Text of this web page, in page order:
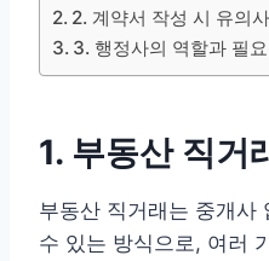
2. 계약서 작성 시 유의
3. 행정사의 역할과 필
1. 부동산 직거
부동산 직거래는 중개사
수 있는 방식으로, 여러